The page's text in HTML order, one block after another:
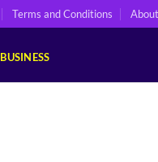
Terms and Conditions
BUSINESS